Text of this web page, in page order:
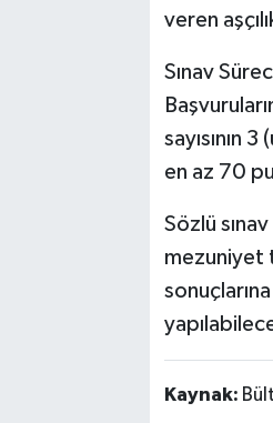
veren
Sınav
sayısının
en az 70
Sözlü
mezuniyet
Kaynak: